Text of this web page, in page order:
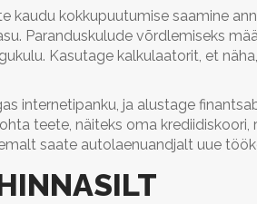
kaudu kokkupuutumise saamine
Paranduskulude võrdlemiseks
Kasutage kalkulaatorit, et
internetipanku, ja alustage
teete, näiteks oma krediidiskoori,
saate autolaenuandjalt uue